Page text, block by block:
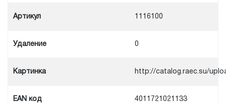
Артикул 1116100
Удаление 0
Картинка http://catalog.raec.su/
EAN код 4011721021133